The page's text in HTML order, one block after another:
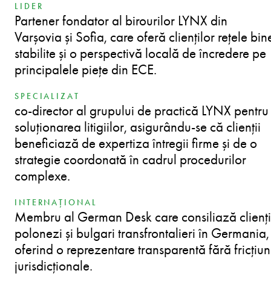
LIDER
Partener fondator al birourilor LYNX din
Varșovia și Sofia, care oferă clienților rețele
stabilite și o perspectivă locală de încredere pe
principalele piețe din ECE.
SPECIALIZAT
co-director al grupului de practică LYNX pentru
soluționarea litigiilor, asigurându-se că clienții
beneficiază de expertiza întregii firme și de o
strategie coordonată în cadrul procedurilor
complexe.
INTERNAȚIONAL
Membru al German Desk care consiliază clienți
polonezi și bulgari transfrontalieri în Germania,
oferind o reprezentare transparentă fără
jurisdicționale.